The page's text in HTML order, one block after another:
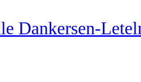
Dankersen-